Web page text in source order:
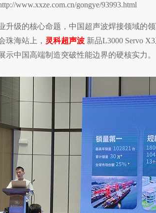
www.xxze.com.cn/gongye/93993.html
升级的核心命题，中国超声波焊接领域的
珠海站上， 灵科超声波 新品L3000 Servo
示中国高端制造突破性能边界的硬核实力。